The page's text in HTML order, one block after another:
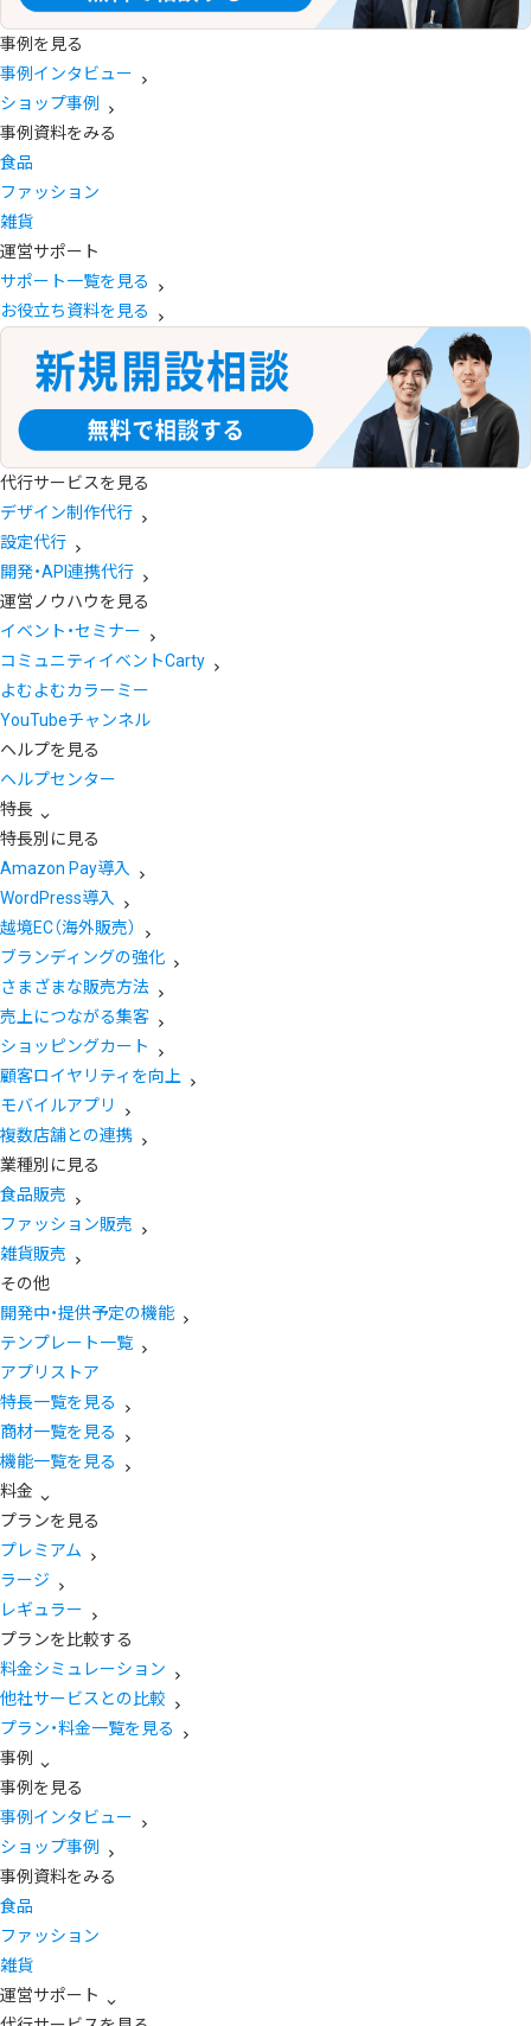
事例を見る
事例インタビュー
ショップ事例
事例資料をみる
食品
ファッション
雑貨
運営サポート
サポート一覧を見る
お役立ち資料を見る
代行サービスを見る
デザイン制作代行
設定代行
開発・API連携代行
運営ノウハウを見る
イベント・セミナー
コミュニティイベントCarty
よむよむカラーミー
YouTubeチャンネル
ヘルプを見る
ヘルプセンター
特長
特長別に見る
Amazon Pay導入
WordPress導入
越境EC（海外販売）
ブランディングの強化
さまざまな販売方法
売上につながる集客
ショッピングカート
顧客ロイヤリティを向上
モバイルアプリ
複数店舗との連携
業種別に見る
食品販売
ファッション販売
雑貨販売
その他
開発中・提供予定の機能
テンプレート一覧
アプリストア
特長一覧を見る
商材一覧を見る
機能一覧を見る
料金
プランを見る
プレミアム
ラージ
レギュラー
プランを比較する
料金シミュレーション
他社サービスとの比較
プラン・料金一覧を見る
事例
事例を見る
事例インタビュー
ショップ事例
事例資料をみる
食品
ファッション
雑貨
運営サポート